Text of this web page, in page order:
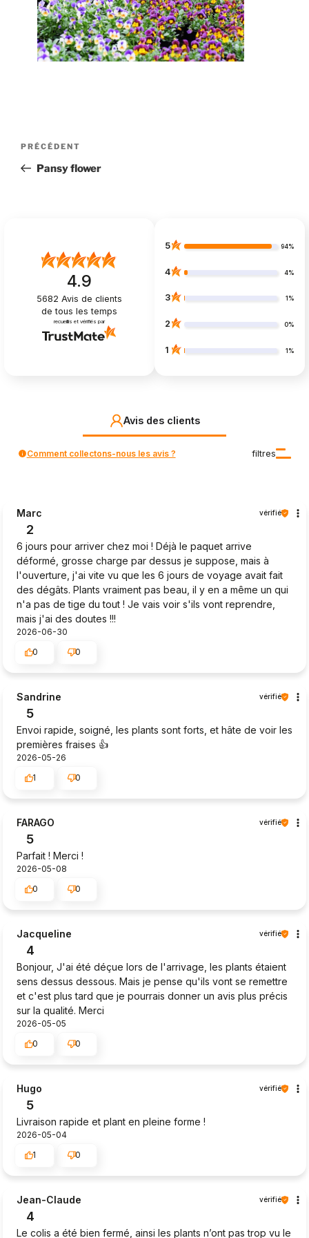
Navigation
l’article
Article
précédent
PRÉCÉDENT
Pansy flower
4.9
5682 Avis de clients
de tous les temps
recueillis et vérifiés par
5 94%
4 4%
3 1%
2 0%
1 1%
Avis des clients
filtres
Comment collectons-nous les avis ?
Marc vérifié
2
6 jours pour arriver chez moi ! Déjà le paquet arrive
déformé, grosse charge par dessus je suppose, mais à
l'ouverture, j'ai vite vu que les 6 jours de voyage avait fait
des dégâts. Plants vraiment pas beau, il y en a même un qui
n'a pas de tige du tout ! Je vais voir s'ils vont reprendre,
mais j'ai des doutes !!!
2026-06-30
0
0
Sandrine vérifié
5
Envoi rapide, soigné, les plants sont forts, et hâte de voir les
premières fraises 👍️
2026-05-26
1
0
FARAGO vérifié
5
Parfait ! Merci !
2026-05-08
0
0
Jacqueline vérifié
4
Bonjour, J'ai été déçue lors de l'arrivage, les plants étaient
sens dessus dessous. Mais je pense qu'ils vont se remettre
et c'est plus tard que je pourrais donner un avis plus précis
sur la qualité. Merci
2026-05-05
0
0
Hugo vérifié
5
Livraison rapide et plant en pleine forme !
2026-05-04
1
0
Jean-Claude vérifié
4
Le colis a été bien fermé, ainsi les plants n’ont pas trop vu le